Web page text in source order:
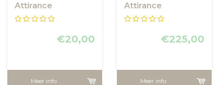
Attirance
€20,00
Meer info
Attirance
€225,00
Meer info